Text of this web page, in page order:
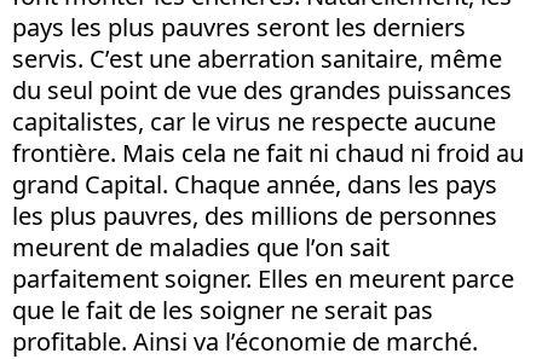
pays les plus pauvres seront les derniers
servis. C’est une aberration sanitaire, même
du seul point de vue des grandes puissances
capitalistes, car le virus ne respecte aucune
frontière. Mais cela ne fait ni chaud ni froid au
grand Capital. Chaque année, dans les pays
les plus pauvres, des millions de personnes
meurent de maladies que l’on sait
parfaitement soigner. Elles en meurent parce
que le fait de les soigner ne serait pas
profitable. Ainsi va l’économie de marché.